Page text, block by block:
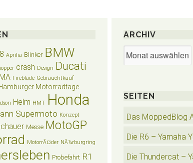
Aprilia Blinker BMW
crash Design Ducati
Fireblade Gebrauchtkauf
Motorradtage
Helm HMT Honda
Supermoto Konzept
Messe MotoGP
MotorrÃ¤der NÃ¼rburgring
Probefahrt R1
ARCHIV
Archiv
SEITEN
Das MoppedBlog
Die R6 – Yamaha
Die Thundercat –